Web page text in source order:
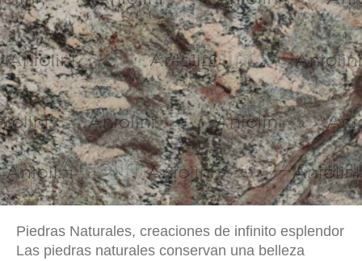
Piedras Naturales, creaciones de infinito esplendor
Las piedras naturales conservan una belleza